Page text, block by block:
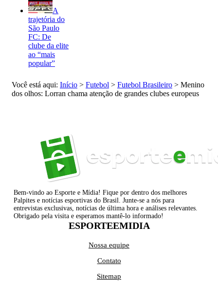
A
trajetória do
São Paulo
FC: De
clube da elite
ao “mais
popular”
Você está aqui: Início > Futebol > Futebol Brasileiro > Menino
dos olhos: Lorran chama atenção de grandes clubes europeus
Bem-vindo ao Esporte e Mídia! Fique por dentro dos melhores
Palpites e notícias esportivas do Brasil. Junte-se a nós para
entrevistas exclusivas, notícias de última hora e análises relevantes.
Obrigado pela visita e esperamos mantê-lo informado!
ESPORTEEMIDIA
Nossa equipe
Contato
Sitemap